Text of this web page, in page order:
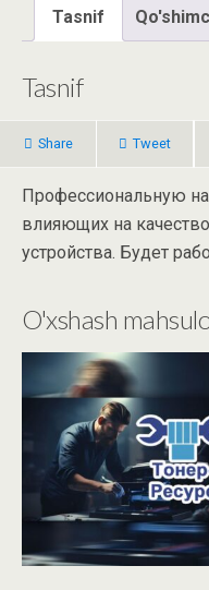
Tasnif
Tasnif
Share Tweet
Профессиональную
влияющих на
устройства. Будет
O'xshash